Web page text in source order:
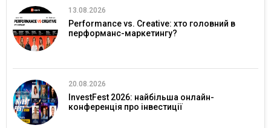
13.08.2026
Performance vs. Creative: хто головний в
перформанс-маркетингу?
20.08.2026
InvestFest 2026: найбільша онлайн-
конференція про інвестиції